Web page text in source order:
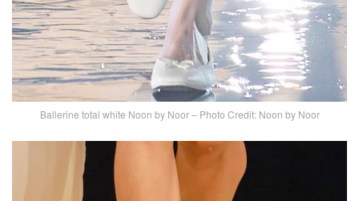
Ballerine total white Noon by Noor – Photo Credit: Noon by Noor